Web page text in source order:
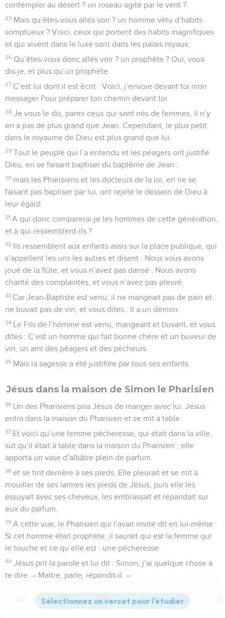
contempler au désert ? un roseau agité par le vent ?
25 Mais qu’êtes-vous allés voir ? un homme vêtu d’habits
somptueux ? Voici, ceux qui portent des habits magnifiques
et qui vivent dans le luxe sont dans les palais royaux.
26 Qu’êtes-vous donc allés voir ? un prophète ? Oui, vous
dis-je, et plus qu’un prophète.
27 C’est lui dont il est écrit : Voici, j’envoie devant toi mon
messager Pour préparer ton chemin devant toi.
28 Je vous le dis, parmi ceux qui sont nés de femmes, il n’y
en a pas de plus grand que Jean. Cependant, le plus petit
dans le royaume de Dieu est plus grand que lui.
29 Tout le peuple qui l’a entendu et les péagers ont justifié
Dieu, en se faisant baptiser du baptême de Jean ;
30 mais les Pharisiens et les docteurs de la loi, en ne se
faisant pas baptiser par lui, ont rejeté le dessein de Dieu à
leur égard.
31 A qui donc comparerai-je les hommes de cette génération,
et à qui ressemblent-ils ?
32 Ils ressemblent aux enfants assis sur la place publique, qui
s’appellent les uns les autres et disent : Nous vous avons
joué de la flûte, et vous n’avez pas dansé ; Nous avons
chanté des complaintes, et vous n’avez pas pleuré.
33 Car Jean-Baptiste est venu, il ne mangeait pas de pain et
ne buvait pas de vin, et vous dites : Il a un démon.
34 Le Fils de l’homme est venu, mangeant et buvant, et vous
dites : C’est un homme qui fait bonne chère et un buveur de
vin, un ami des péagers et des pécheurs.
35 Mais la sagesse a été justifiée par tous ses enfants.
Jésus dans la maison de Simon le Pharisien
36 Un des Pharisiens pria Jésus de manger avec lui. Jésus
entra dans la maison du Pharisien et se mit à table.
37 Et voici qu’une femme pécheresse, qui était dans la ville,
sut qu’il était à table dans la maison du Pharisien ; elle
apporta un vase d’albâtre plein de parfum
38 et se tint derrière à ses pieds. Elle pleurait et se mit à
mouiller de ses larmes les pieds de Jésus, puis elle les
essuyait avec ses cheveux, les embrassait et répandait sur
eux du parfum.
39 A cette vue, le Pharisien qui l’avait invité dit en lui-même :
Si cet homme était prophète, il saurait qui est la femme qui
le touche et ce qu’elle est : une pécheresse.
40 Jésus prit la parole et lui dit : Simon, j’ai quelque chose à
te dire. – Maître, parle, répondit-il. –
deniers et l’autre cinquante.
Versions Commentaires Strong